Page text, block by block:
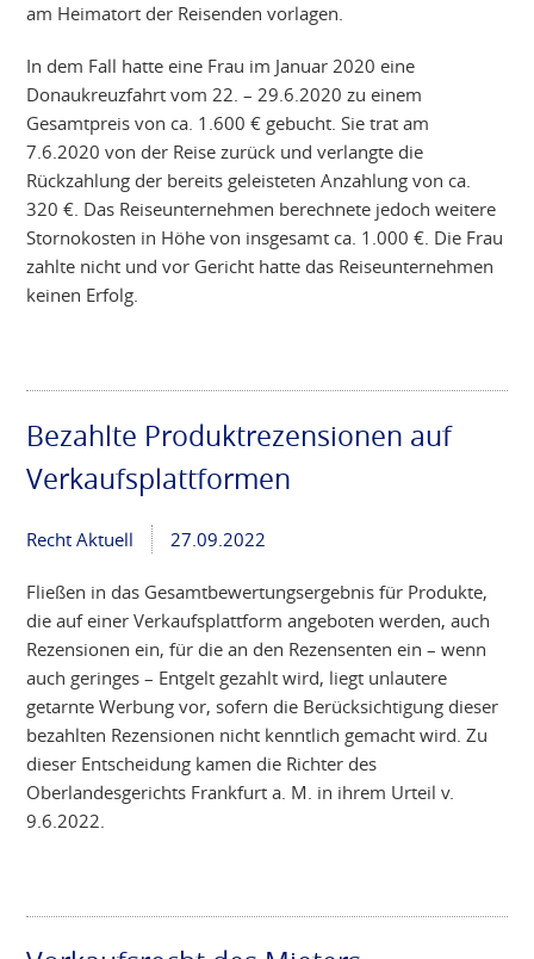
am Heimatort der Reisenden vorlagen.
In dem Fall hatte eine Frau im Januar 2020 eine
Donaukreuzfahrt vom 22. – 29.6.2020 zu einem
Gesamtpreis von ca. 1.600 € gebucht. Sie trat am
7.6.2020 von der Reise zurück und verlangte die
Rückzahlung der bereits geleisteten Anzahlung von ca.
320 €. Das Reiseunternehmen berechnete jedoch weitere
Stornokosten in Höhe von insgesamt ca. 1.000 €. Die Frau
zahlte nicht und vor Gericht hatte das Reiseunternehmen
keinen Erfolg.
Bezahlte Produktrezensionen auf
Verkaufsplattformen
Recht Aktuell 27.09.2022
Fließen in das Gesamtbewertungsergebnis für Produkte,
die auf einer Verkaufsplattform angeboten werden, auch
Rezensionen ein, für die an den Rezensenten ein – wenn
auch geringes – Entgelt gezahlt wird, liegt unlautere
getarnte Werbung vor, sofern die Berücksichtigung dieser
bezahlten Rezensionen nicht kenntlich gemacht wird. Zu
dieser Entscheidung kamen die Richter des
Oberlandesgerichts Frankfurt a. M. in ihrem Urteil v.
9.6.2022.